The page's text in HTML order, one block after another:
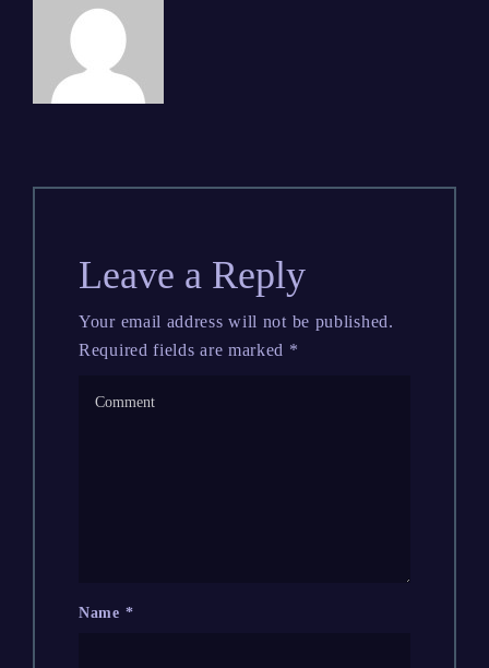
Leave a Reply
Your email address will not be published.
Required fields are marked *
Name *